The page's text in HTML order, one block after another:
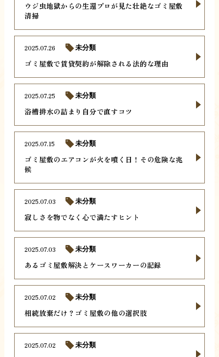
ウジ虫地獄からの生還プロが見た壮絶なゴミ屋敷
清掃
ゴミ屋敷で賃貸契約が解除される法的な理由
2025.07.26 未分類
浴槽排水の詰まり自分で直すコツ
2025.07.25 未分類
ゴミ屋敷のエアコンが火を噴く日！その危険な兆
候
2025.07.15 未分類
寂しさを物でなく心で満たすヒント
2025.07.03 未分類
あるゴミ屋敷解決とケースワーカーの記録
2025.07.03 未分類
相続放棄だけ？ゴミ屋敷の他の選択肢
2025.07.02 未分類
2025.07.02 未分類